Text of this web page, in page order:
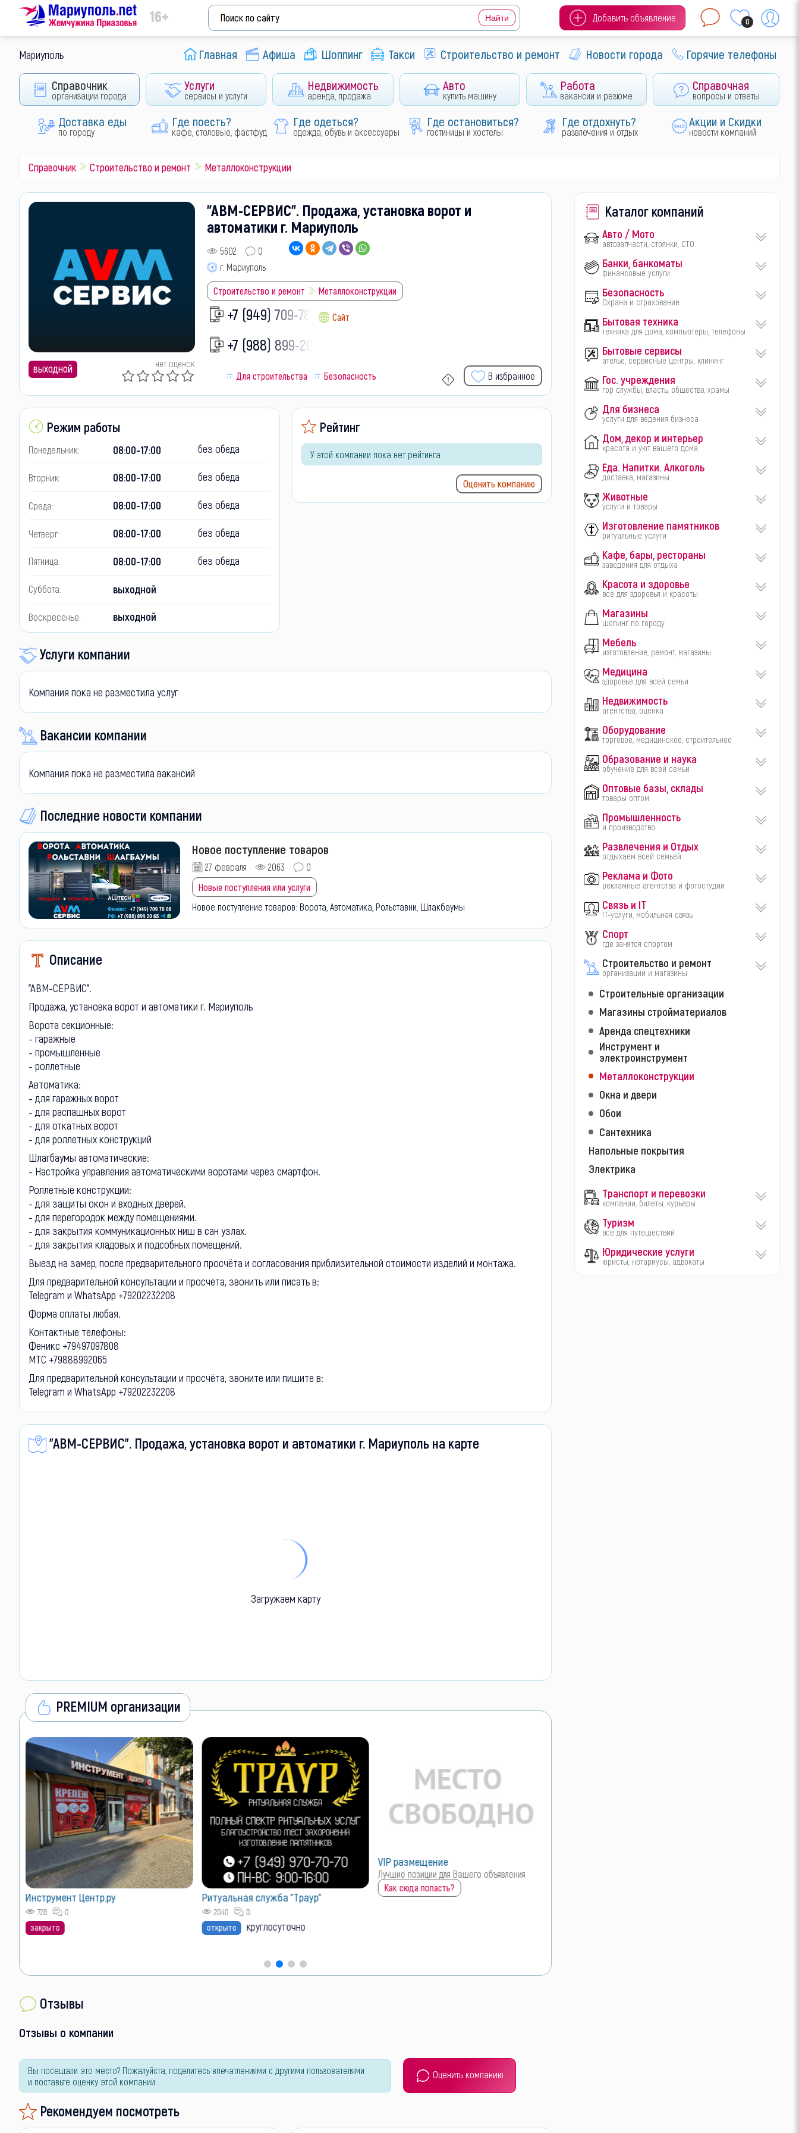
16+ Добавить объявление 0
Мариуполь Главная Афиша Шоппинг Такси Строительство и ремонт Новости города Горячие телефоны
Справочник
организации города
Услуги
сервисы и услуги
Недвижимость
аренда, продажа
Авто
купить машину
Работа
вакансии и резюме
Справочная
вопросы и ответы
Доставка еды
по городу
Где поесть?
кафе, столовые, фастфуд
Где одеться?
одежда, обувь и аксессуары
Где остановиться?
гостиницы и хостелы
Где отдохнуть?
развлечения и отдых
Акции и Скидки
новости компаний
Справочник Строительство и ремонт Металлоконструкции
выходной нет оценок
"АВМ-СЕРВИС". Продажа, установка ворот и
автоматики г. Мариуполь
5602
0
г. Мариуполь
Строительство и ремонт Металлоконструкции
+7 (949) 709-78- Сайт
+7 (988) 899-20-
Для строительства Безопасность В избранное
Режим работы
Понедельник: 08:00-17:00 без обеда
Вторник: 08:00-17:00 без обеда
Среда: 08:00-17:00 без обеда
Четверг: 08:00-17:00 без обеда
Пятница: 08:00-17:00 без обеда
Суббота: выходной
Воскресенье: выходной
Рейтинг
У этой компании пока нет рейтинга
Оценить компанию
Услуги компании
Компания пока не разместила услуг
Вакансии компании
Компания пока не разместила вакансий
Последние новости компании
Новое поступление товаров
27 февраля 2063
0
Новые поступления или услуги
Новое поступление товаров: Ворота, Автоматика, Рольставни, Шлакбаумы
Описание
"АВМ-СЕРВИС".
Продажа, установка ворот и автоматики г. Мариуполь
Ворота секционные:
- гаражные
- промышленные
- роллетные
Автоматика:
- для гаражных ворот
- для распашных ворот
- для откатных ворот
- для роллетных конструкций
Шлагбаумы автоматические:
- Настройка управления автоматическими воротами через смартфон.
Роллетные конструкции:
- для защиты окон и входных дверей.
- для перегородок между помещениями.
- для закрытия коммуникационных ниш в сан узлах.
- для закрытия кладовых и подсобных помещений.
Выезд на замер, после предварительного просчёта и согласования приблизительной стоимости изделий и монтажа.
Для предварительной консультации и просчёта, звонить или писать в:
Telegram и WhatsApp +79202232208
Форма оплаты любая.
Контактные телефоны:
Феникс +79497097808
МТС +79888992065
Для предварительной консультации и просчёта, звоните или пишите в:
Telegram и WhatsApp +79202232208
"АВМ-СЕРВИС". Продажа, установка ворот и автоматики г. Мариуполь на карте
Загружаем карту
PREMIUM организации
Инструмент Центр.ру
728
0
закрыто
Ритуальная служба "Траур"
2040
0
открыто
круглосуточно
VIP размещение
Лучшие позиции для Вашего объявления
Как сюда попасть?
Отзывы
Отзывы о компании
Вы посещали это место? Пожалуйста, поделитесь впечатлениями с другими пользователями
и поставьте оценку этой компании.
Оценить компанию
Рекомендуем посмотреть
Каталог компаний
Авто / Мото
автозапчасти, стоянки, СТО
Банки, банкоматы
финансовые услуги
Безопасность
Охрана и страхование
Бытовая техника
техника для дома, компьютеры, телефоны
Бытовые сервисы
ателье, сервисные центры, клининг
Гос. учреждения
гор службы, власть, общество, храмы
Для бизнеса
услуги для ведения бизнеса
Дом, декор и интерьер
красота и уют вашего дома
Еда. Напитки. Алкоголь
доставка, магазины
Животные
услуги и товары
Изготовление памятников
ритуальные услуги
Кафе, бары, рестораны
заведения для отдыха
Красота и здоровье
все для здоровья и красоты
Магазины
шопинг по городу
Мебель
изготовление, ремонт, магазины
Медицина
здоровье для всей семьи
Недвижимость
агентства, оценка
Оборудование
торговое, медицинское, строительное
Образование и наука
обучение для всей семьи
Оптовые базы, склады
товары оптом
Промышленность
и производство
Развлечения и Отдых
отдыхаем всей семьей
Реклама и Фото
рекламные агентства и фотостудии
Связь и IT
IT-услуги, мобильная связь
Спорт
где занятся спортом
Строительство и ремонт
организации и магазины
Строительные организации
Магазины стройматериалов
Аренда спецтехники
Инструмент и
электроинструмент
Металлоконструкции
Окна и двери
Обои
Сантехника
Напольные покрытия
Электрика
Транспорт и перевозки
компании, билеты, курьеры
Туризм
все для путешествий
Юридические услуги
юристы, нотариусы, адвокаты